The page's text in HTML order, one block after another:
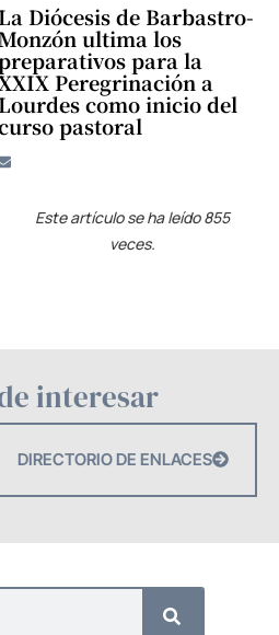
La Diócesis de Barbastro-
Monzón ultima los
para la
Peregrinación a
Lourdes como inicio del
pastoral
Este artículo se ha leído 855
veces.
interesar
DIRECTORIO DE ENLACES